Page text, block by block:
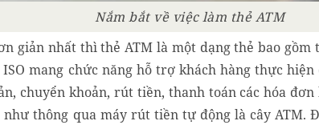
Nắm bắt về việc làm thẻ ATM
giản nhất thì thẻ ATM là một dạng thẻ bao
mang chức năng hỗ trợ khách hàng thực
chuyển khoản, rút tiền, thanh toán các hóa
như thông qua máy rút tiền tự động là cây ATM.